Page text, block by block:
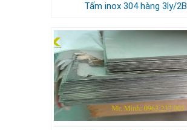
Tấm inox 304 hàng 3ly/2B